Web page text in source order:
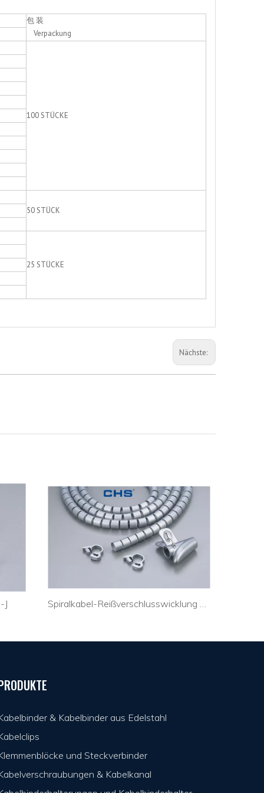
包 装
Verpackung
100 STÜCKE
50 STÜCK
25 STÜCKE
Nächste:
J Spiralkabel-Reißverschlusswicklung CHT-30A
& Kabelbinder aus Edelstahl
und Steckverbinder
& Kabelkanal